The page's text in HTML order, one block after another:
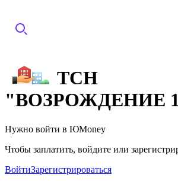
ТСН
"ВОЗРОЖДЕНИЕ
Нужно войти в ЮMoney
Чтобы заплатить, войдите или
ВойтиЗарегистрироваться